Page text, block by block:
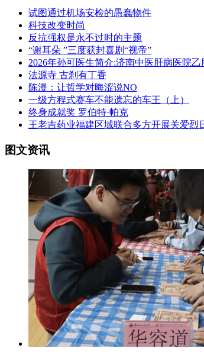
试图通过机场安检的愚蠢物件
科技改变时尚
反抗强权是永不过时的主题
“谢耳朵 ”三度获封喜剧“视帝”
2026年孙可医生简介:济南中医肝病医院
法源寺 古刹有丁香
陈漫：让哲学对晦涩说NO
一级方程式赛车不能遗忘的车王（上）
终身成就奖 罗伯特·帕克
王老吉药业福建区域联合多方开展关爱烈
图文资讯